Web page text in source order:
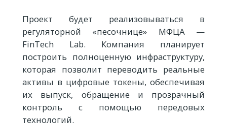
Проект будет реализовываться в
регуляторной «песочнице» МФЦА —
FinTech Lab. Компания планирует
построить полноценную инфраструктуру,
которая позволит переводить реальные
активы в цифровые токены, обеспечивая
их выпуск, обращение и прозрачный
контроль с помощью передовых
технологий.